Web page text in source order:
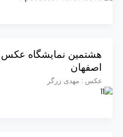
هشتمین نمایشگاه عکس
اصفهان
عکس : مهدی زرگر